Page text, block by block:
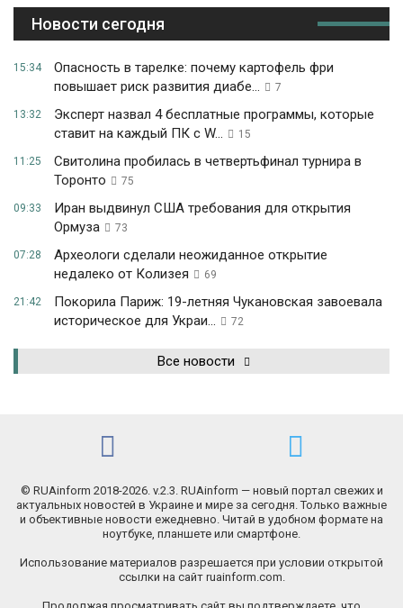
Новости сегодня
15:34
Опасность в тарелке: почему картофель фри
повышает риск развития диабе...
7
13:32
Эксперт назвал 4 бесплатные программы, которые
ставит на каждый ПК с W...
15
11:25
Свитолина пробилась в четвертьфинал турнира в
Торонто
75
09:33
Иран выдвинул США требования для открытия
Ормуза
73
07:28
Археологи сделали неожиданное открытие
недалеко от Колизея
69
21:42
Покорила Париж: 19-летняя Чукановская завоевала
историческое для Украи...
72
Все новости
© RUAinform 2018-2026. v.2.3. RUAinform — новый портал свежих и
актуальных новостей в Украине и мире за сегодня. Только важные
и объективные новости ежедневно. Читай в удобном формате на
ноутбуке, планшете или смартфоне.
Использование материалов разрешается при условии открытой
ссылки на сайт ruainform.com.